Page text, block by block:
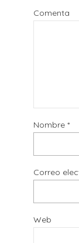
Comenta
Nombre *
Correo
Web